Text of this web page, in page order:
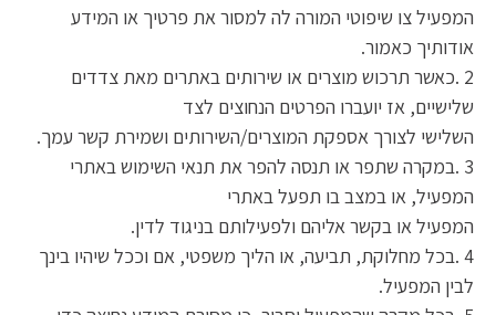
המפעיל צו שיפוטי המורה לה למסור את פרטיך או המידע
אודותיך כאמור.
2 .כאשר תרכוש מוצרים או שירותים באתרים מאת צדדים
שלישיים, אז יועברו הפרטים הנחוצים לצד
השלישי לצורך אספקת המוצרים/השירותים ושמירת קשר עמך.
3 .במקרה שתפר או תנסה להפר את תנאי השימוש באתרי
המפעיל, או במצב בו תפעל באתרי
המפעיל או בקשר אליהם ולפעילותם בניגוד לדין.
4 .בכל מחלוקת, תביעה, או הליך משפטי, אם וככל שיהיו בינך
לבין המפעיל.